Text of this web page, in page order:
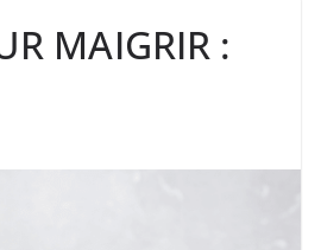
MAIGRIR :